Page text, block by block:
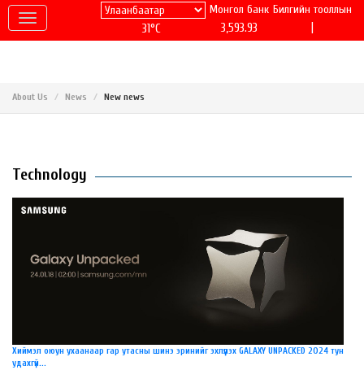
31°C
Монгол банк
3,593.93
Билгийн тооллын
About Us News New news
Technology
Хиймэл оюун ухаанаар гар утасны шинэ эринийг эхлүүлэх GALAXY UNPACKED 2024 тун
удахгүй...